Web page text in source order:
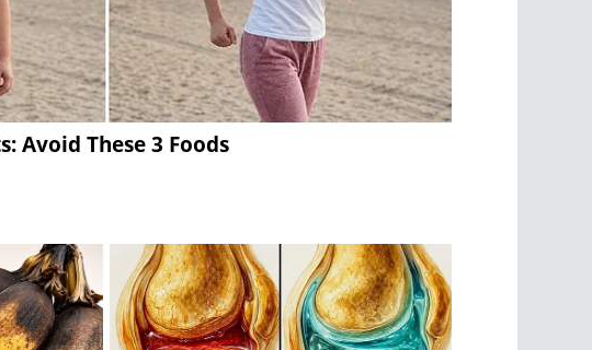
Avoid These 3 Foods